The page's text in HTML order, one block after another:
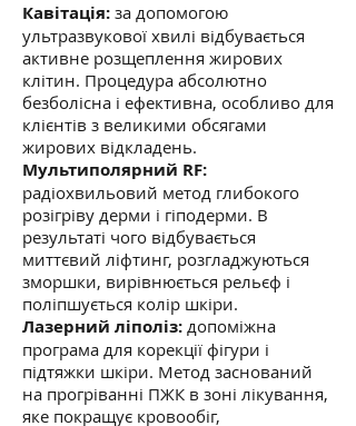
Кавітація: за допомогою
ультразвукової хвилі відбувається
активне розщеплення жирових
клітин. Процедура абсолютно
безболісна і ефективна, особливо для
клієнтів з великими обсягами
жирових відкладень.
Мультиполярний RF:
радіохвильовий метод глибокого
розігріву дерми і гіподерми. В
результаті чого відбувається
миттєвий ліфтинг, розгладжуються
зморшки, вирівнюється рельєф і
поліпшується колір шкіри.
Лазерний ліполіз: допоміжна
програма для корекції фігури і
підтяжки шкіри. Метод заснований
на прогріванні ПЖК в зоні лікування,
яке покращує кровообіг,